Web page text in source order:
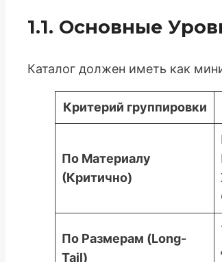
1.1. Основные
Каталог должен иметь как
Критерий группировки
По Материалу
(Критично)
По Размерам (Long-
Tail)